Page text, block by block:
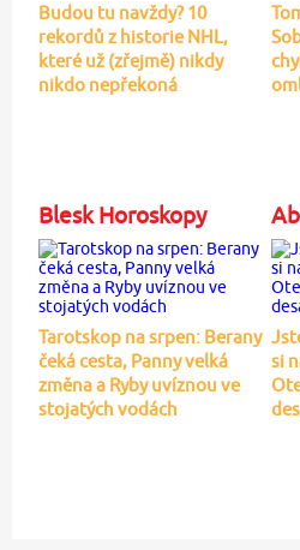
Budou tu navždy? 10
rekordů z historie NHL,
které už (zřejmě) nikdy
nikdo nepřekoná
Blesk Horoskopy
Tarotskop na srpen: Berany
čeká cesta, Panny velká
změna a Ryby uvíznou ve
stojatých vodách
si